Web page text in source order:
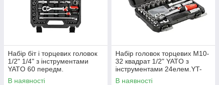
Набір біт і торцевих головок
1/2" 1/4" з інструментами
YATO 60 передм.
В наявності
Набір головок торцевих М10-
32 квадрат 1/2" YATO з
інструментами 24елем.YT-
12662
В наявності